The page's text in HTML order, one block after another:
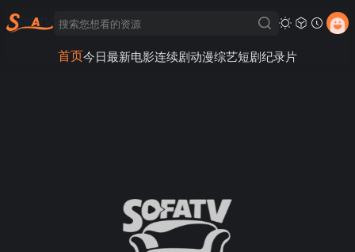
首页今日最新电影连续剧动漫综艺短剧纪录片